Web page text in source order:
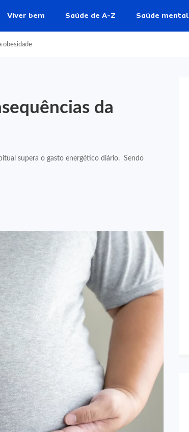
Viver bem Saúde de A-Z Saúde mental
obesidade
da
supera o gasto energético diário. Sendo